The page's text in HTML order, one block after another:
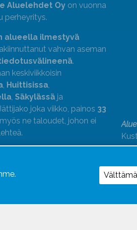
Aluelehdet Oyon vuonna
perheyritys.
alueella ilmestyvä
vahvan aseman
.
keskiviikkoisin
, Huittisissa,
, Säkylässäja
joka viikko, painos 33
ne taloudet, johon ei